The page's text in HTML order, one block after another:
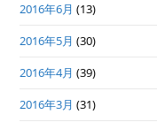
2016年6月 (13)
2016年5月 (30)
2016年4月 (39)
2016年3月 (31)